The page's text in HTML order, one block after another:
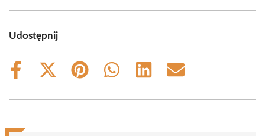
Udostępnij
Share
Share
(Twitter)
Share
Share
Share
Share